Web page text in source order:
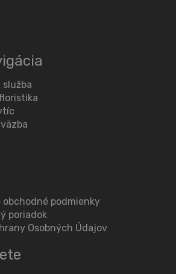
služba
obchodné podmienky
poriadok
Osobných Údajov